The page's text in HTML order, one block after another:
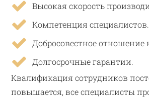
Высокая скорость
Компетенция специалистов.
Добросовестное отношение
Долгосрочные гарантии.
Квалификация сотрудников
повышается, все специалисты